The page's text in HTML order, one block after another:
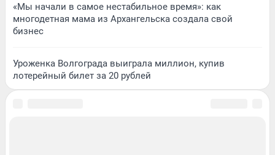
«Мы начали в самое нестабильное время»: как
многодетная мама из Архангельска создала свой
бизнес
Уроженка Волгограда выиграла миллион, купив
лотерейный билет за 20 рублей